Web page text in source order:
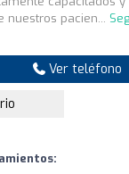
nuestros pacien...
Ver teléfono